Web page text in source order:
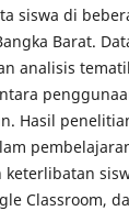
siswa di
Barat.
analisis
Hasil
keterlibatan
Classroom,